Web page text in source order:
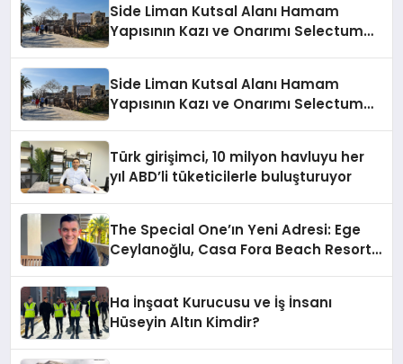
Side Liman Kutsal Alanı Hamam
Yapısının Kazı ve Onarımı Selectum
Side Liman Kutsal Alanı Hamam
Yapısının Kazı ve Onarımı Selectum
Türk girişimci, 10 milyon havluyu her
yıl ABD’li tüketicilerle buluşturuyor
The Special One’ın Yeni Adresi: Ege
Ceylanoğlu, Casa Fora Beach Resort
Ha İnşaat Kurucusu ve İş İnsanı
Hüseyin Altın Kimdir?